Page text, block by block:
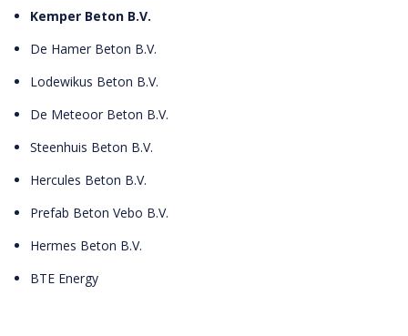
Kemper Beton B.V.
De Hamer Beton B.V.
Lodewikus Beton B.V.
De Meteoor Beton B.V.
Steenhuis Beton B.V.
Hercules Beton B.V.
Prefab Beton Vebo B.V.
Hermes Beton B.V.
BTE Energy